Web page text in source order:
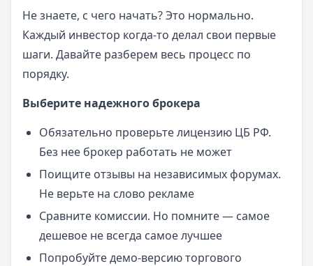
Не знаете, с чего начать? Это нормально.
Каждый инвестор когда-то делал свои первые
шаги. Давайте разберем весь процесс по
порядку.
Выберите надежного брокера
Обязательно проверьте лицензию ЦБ РФ.
Без нее брокер работать не может
Поищите отзывы на независимых форумах.
Не верьте на слово рекламе
Сравните комиссии. Но помните — самое
дешевое не всегда самое лучшее
Попробуйте демо-версию торгового